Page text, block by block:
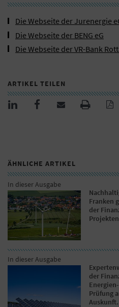
Die Webseite der Jurenergie
Die Webseite der BENG eG
Die Webseite der VR-Bank
ARTIKEL TEILEN
ÄHNLICHE ARTIKEL
In dieser Ausgabe
Franken
der
In dieser Ausgabe
der
Prüfung
Auskunft.